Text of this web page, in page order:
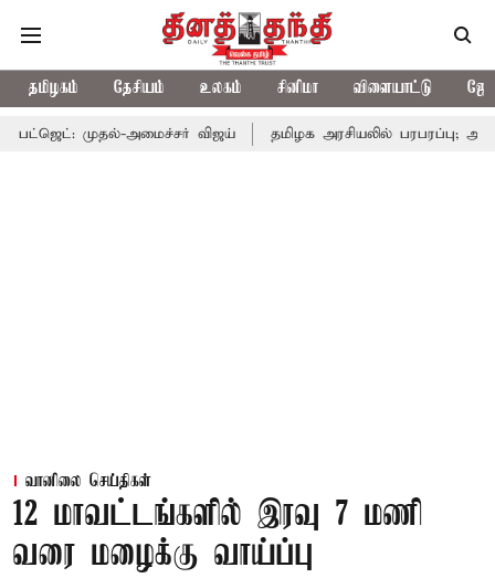
தமிழகம் தேசியம் உலகம் சினிமா விளையாட்டு
அமைச்சர் விஜய் தமிழக அரசியலில் பரபரப்பு; அமைச்சர்
வானிலை செய்திகள்
12 மாவட்டங்களில் இரவு 7 மணி
வரை மழைக்கு வாய்ப்பு